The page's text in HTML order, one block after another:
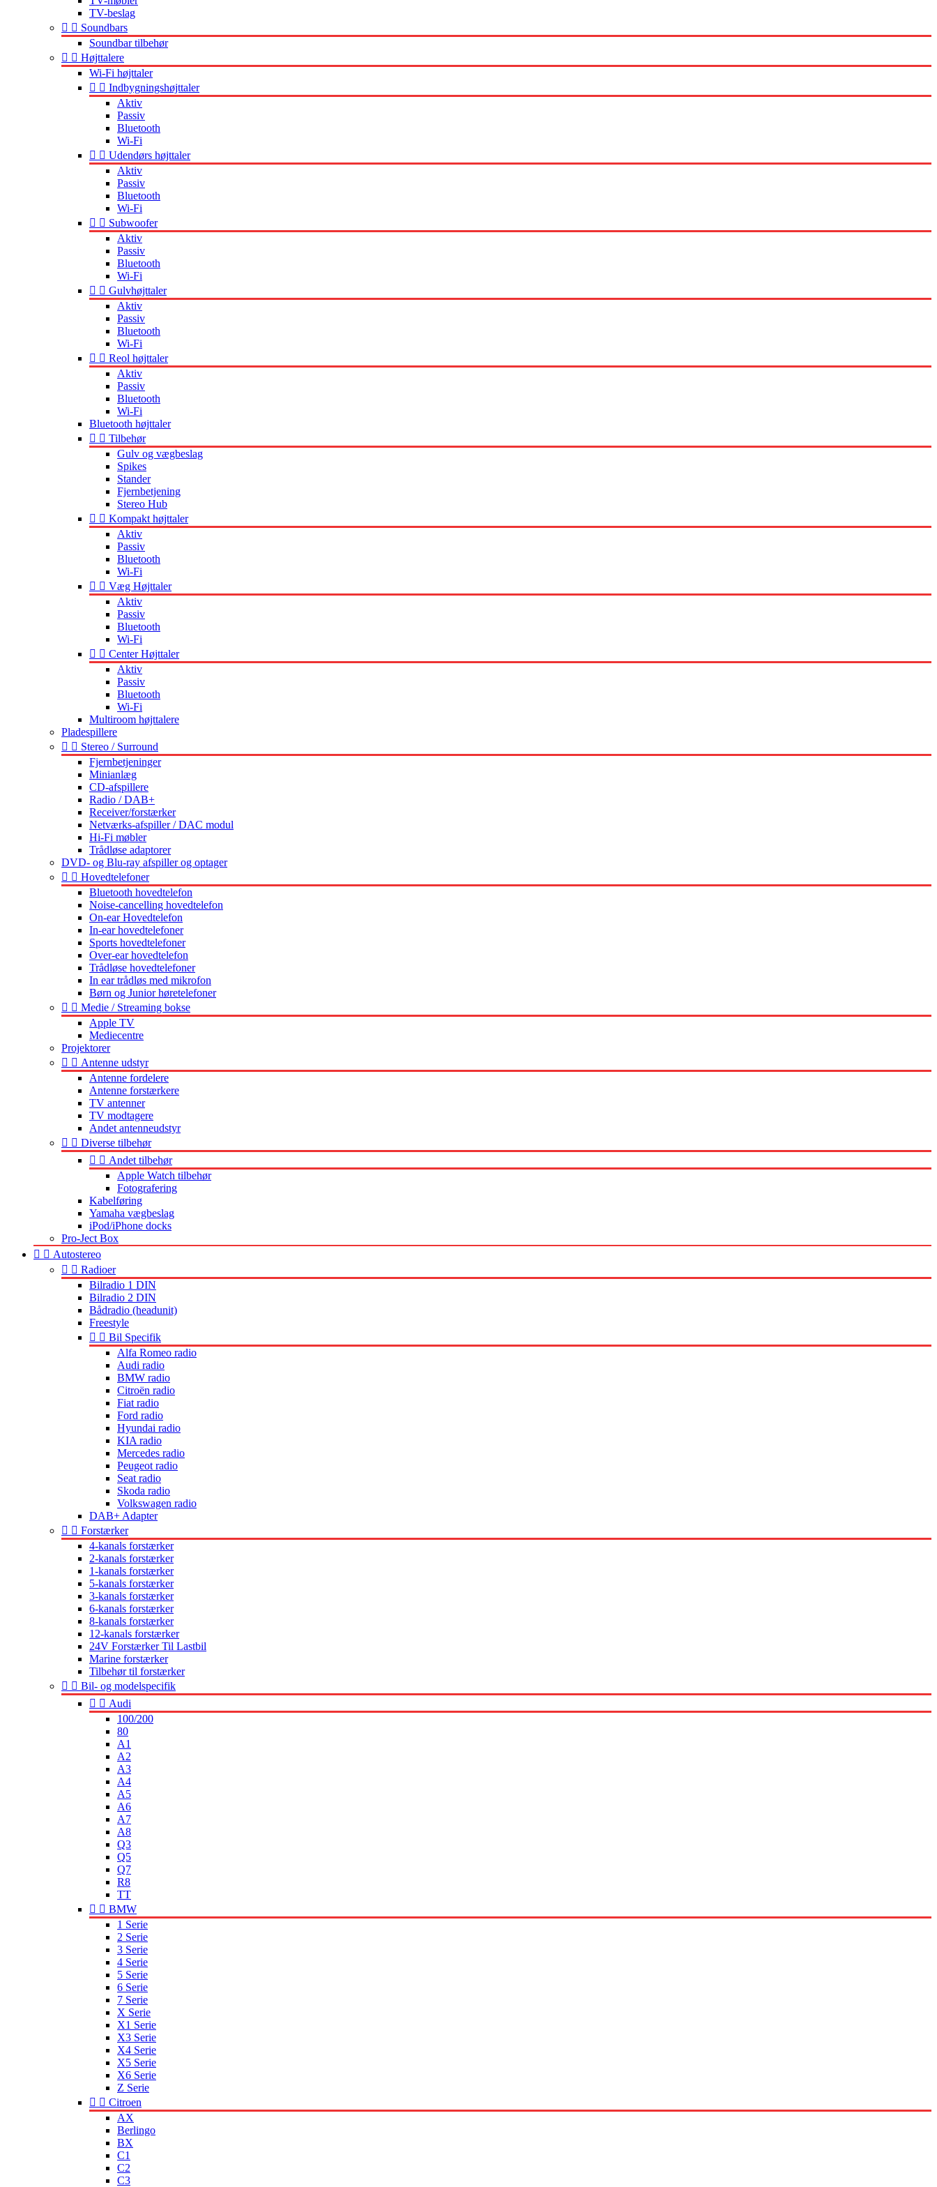
TV-beslag
  Soundbars
Soundbar tilbehør
  Højttalere
Wi-Fi højttaler
  Indbygningshøjttaler
Aktiv
Passiv
Bluetooth
Wi-Fi
  Udendørs højttaler
Aktiv
Passiv
Bluetooth
Wi-Fi
  Subwoofer
Aktiv
Passiv
Bluetooth
Wi-Fi
  Gulvhøjttaler
Aktiv
Passiv
Bluetooth
Wi-Fi
  Reol højttaler
Aktiv
Passiv
Bluetooth
Wi-Fi
Bluetooth højttaler
  Tilbehør
Gulv og vægbeslag
Spikes
Stander
Fjernbetjening
Stereo Hub
  Kompakt højttaler
Aktiv
Passiv
Bluetooth
Wi-Fi
  Væg Højttaler
Aktiv
Passiv
Bluetooth
Wi-Fi
  Center Højttaler
Aktiv
Passiv
Bluetooth
Wi-Fi
Multiroom højttalere
Pladespillere
  Stereo / Surround
Fjernbetjeninger
Minianlæg
CD-afspillere
Radio / DAB+
Receiver/forstærker
Netværks-afspiller / DAC modul
Hi-Fi møbler
Trådløse adaptorer
DVD- og Blu-ray afspiller og optager
  Hovedtelefoner
Bluetooth hovedtelefon
Noise-cancelling hovedtelefon
On-ear Hovedtelefon
In-ear hovedtelefoner
Sports hovedtelefoner
Over-ear hovedtelefon
Trådløse hovedtelefoner
In ear trådløs med mikrofon
Børn og Junior høretelefoner
  Medie / Streaming bokse
Apple TV
Mediecentre
Projektorer
  Antenne udstyr
Antenne fordelere
Antenne forstærkere
TV antenner
TV modtagere
Andet antenneudstyr
  Diverse tilbehør
  Andet tilbehør
Apple Watch tilbehør
Fotografering
Kabelføring
Yamaha vægbeslag
iPod/iPhone docks
Pro-Ject Box
  Autostereo
  Radioer
Bilradio 1 DIN
Bilradio 2 DIN
Bådradio (headunit)
Freestyle
  Bil Specifik
Alfa Romeo radio
Audi radio
BMW radio
Citroën radio
Fiat radio
Ford radio
Hyundai radio
KIA radio
Mercedes radio
Peugeot radio
Seat radio
Skoda radio
Volkswagen radio
DAB+ Adapter
  Forstærker
4-kanals forstærker
2-kanals forstærker
1-kanals forstærker
5-kanals forstærker
3-kanals forstærker
6-kanals forstærker
8-kanals forstærker
12-kanals forstærker
24V Forstærker Til Lastbil
Marine forstærker
Tilbehør til forstærker
  Bil- og modelspecifik
  Audi
100/200
80
A1
A2
A3
A4
A5
A6
A7
A8
Q3
Q5
Q7
R8
TT
  BMW
1 Serie
2 Serie
3 Serie
4 Serie
5 Serie
6 Serie
7 Serie
X Serie
X1 Serie
X3 Serie
X4 Serie
X5 Serie
X6 Serie
Z Serie
  Citroen
AX
Berlingo
BX
C1
C2
C3